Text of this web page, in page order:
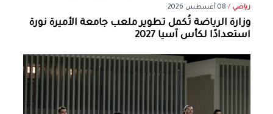
رياضي / 08 أغسطس 2026
وزارة الرياضة تُكمل تطوير ملعب جامعة الأميرة نورة
استعدادًا لكأس آسيا 2027